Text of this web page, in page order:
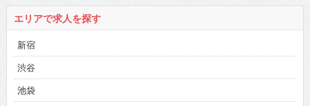
エリアで求人を探す
新宿
渋谷
池袋